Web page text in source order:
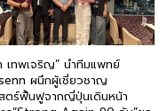
เทพเจริญ” นำทีมแพทย์
ผนึกผู้เชี่ยวชาญ
ตร์ฟื้นฟูจากญี่ปุ่นเดินหน้า